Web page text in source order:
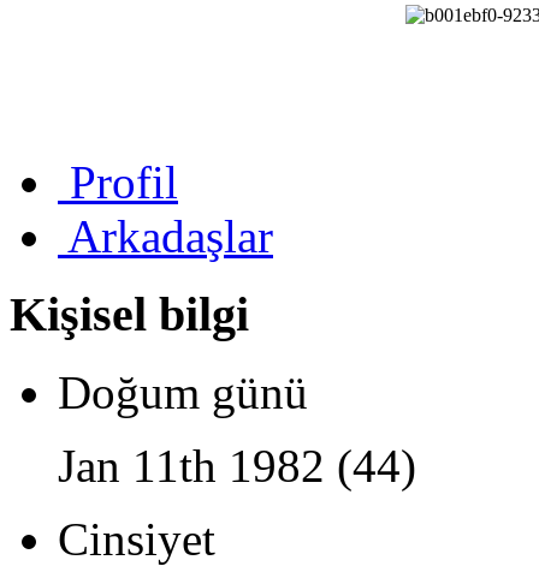
Profil
Arkadaşlar
Kişisel bilgi
Doğum günü
Jan 11th 1982 (44)
Cinsiyet